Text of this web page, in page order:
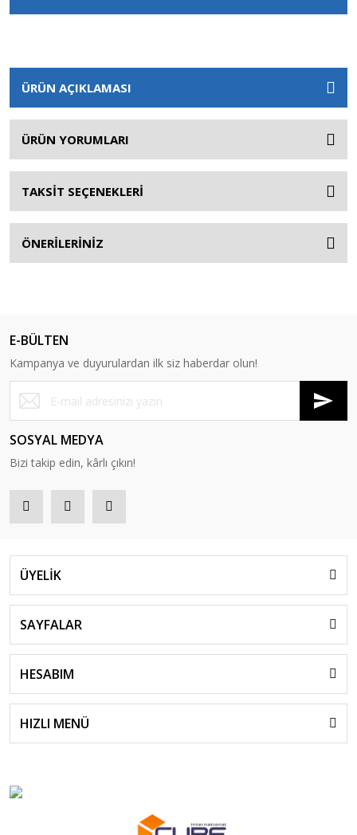
ÜRÜN AÇIKLAMASI
ÜRÜN YORUMLARI
TAKSİT SEÇENEKLERİ
ÖNERİLERİNİZ
E-BÜLTEN
Kampanya ve duyurulardan ilk siz haberdar olun!
SOSYAL MEDYA
Bizi takip edin, kârlı çıkın!
ÜYELİK
SAYFALAR
HESABIM
HIZLI MENÜ